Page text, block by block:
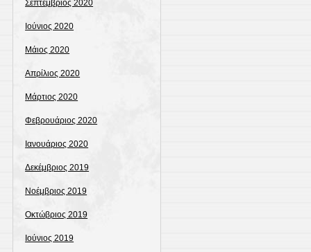
Σεπτέμβριος 2020
Ιούνιος 2020
Μάιος 2020
Απρίλιος 2020
Μάρτιος 2020
Φεβρουάριος 2020
Ιανουάριος 2020
Δεκέμβριος 2019
Νοέμβριος 2019
Οκτώβριος 2019
Ιούνιος 2019